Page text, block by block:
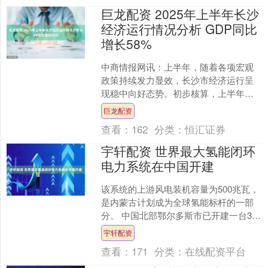
巨龙配资 2025年上半年长沙
经济运行情况分析 GDP同比
增长58%
中商情报网讯：上半年，随着各项宏观
政策持续发力显效，长沙市经济运行呈
现稳中向好态势。初步核算，上半年，
全市实现地区生产总值7640.38亿元，同
比增长5.0％。....
巨龙配资
查看： 162 分类：恒汇证券
宇轩配资 世界最大氢能闭环
电力系统在中国开建
该系统的上游风电装机容量为500兆瓦，
是内蒙古计划成为全球氢能标杆的一部
分。 中国北部鄂尔多斯市已开建一台30
兆瓦的100%燃氢涡轮机。该涡轮机将被
应用于鄂托克....
宇轩配资
查看： 171 分类：在线配资平台